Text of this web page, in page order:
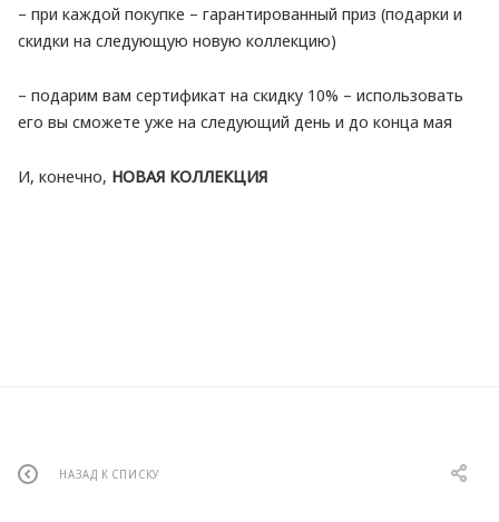
– при каждой покупке – гарантированный приз (подарки и
скидки на следующую новую коллекцию)
– подарим вам сертификат на скидку 10% – использовать
его вы сможете уже на следующий день и до конца мая
И, конечно, НОВАЯ КОЛЛЕКЦИЯ
НАЗАД К СПИСКУ